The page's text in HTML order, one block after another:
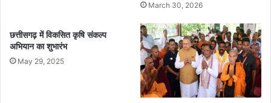
March 30, 2026
छत्तीसगढ़ में विकसित कृषि संकल्प
अभियान का शुभारंभ
May 29, 2025